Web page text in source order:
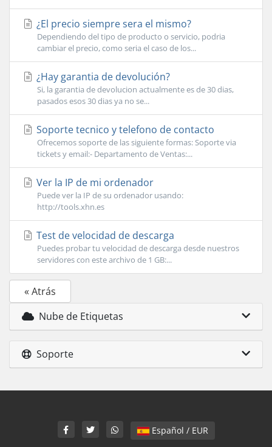
¿El precio siempre sera el mismo?
Dependiendo del tipo de producto o servicio, podria
cambiar el precio, como seria el caso de los...
¿Hay garantia de devolución?
Si, la garantia de devolucion actualmente es de 30 dias,
pasados esos 30 dias ya no se...
Soporte tecnico y telefono de contacto
Ofrecemos soporte de las siguiente formas: Soporte via
tickets y email:- Departamento de Ventas:...
Ver la IP de mi ordenador
Puede ver la IP de su ordenador usando:
http://tools.xhn.es
Test de velocidad de descarga
Puedes probar tu velocidad de descarga desde nuestros
servidores con este archivo de 1 GB:...
« Atrás
Nube de Etiquetas
Soporte
Español / EUR